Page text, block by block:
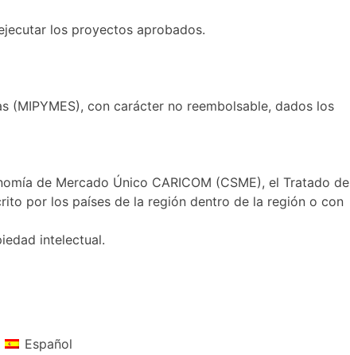
los proyectos aprobados.
(MIPYMES), con carácter no reembolsable, dados los
de Mercado Único CARICOM (CSME), el Tratado de
por los países de la región dentro de la región o con
intelectual.
Español